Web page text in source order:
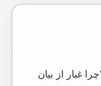
غبار از بیان